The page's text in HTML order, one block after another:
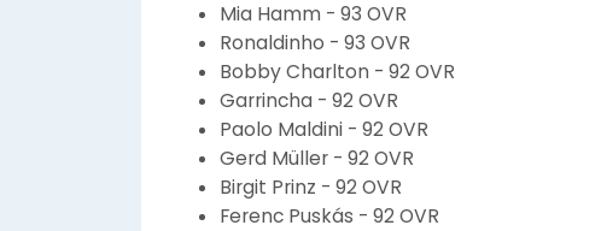
Mia Hamm - 93 OVR
Ronaldinho - 93 OVR
Bobby Charlton - 92 OVR
Garrincha - 92 OVR
Paolo Maldini - 92 OVR
Gerd Müller - 92 OVR
Birgit Prinz - 92 OVR
Ferenc Puskás - 92 OVR